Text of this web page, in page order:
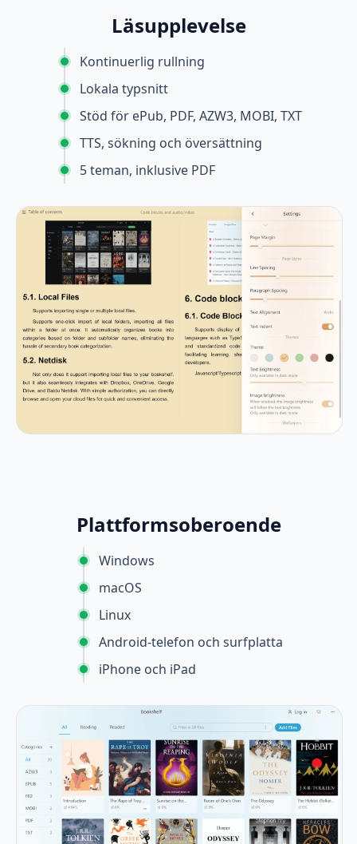
Läsupplevelse
Kontinuerlig rullning
Lokala typsnitt
Stöd för ePub, PDF, AZW3, MOBI, TXT
TTS, sökning och översättning
5 teman, inklusive PDF
Plattformsoberoende
Windows
macOS
Linux
Android-telefon och surfplatta
iPhone och iPad